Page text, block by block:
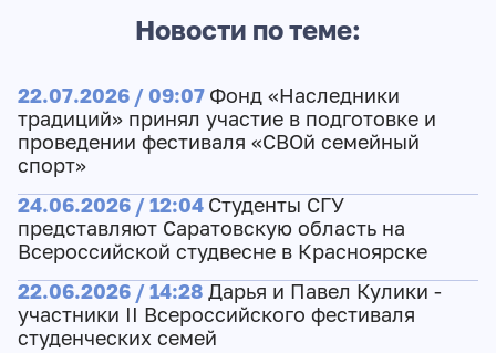
Новости по теме:
22.07.2026 / 09:07 Фонд «Наследники
традиций» принял участие в подготовке и
проведении фестиваля «СВОй семейный
спорт»
24.06.2026 / 12:04 Студенты СГУ
представляют Саратовскую область на
Всероссийской студвесне в Красноярске
22.06.2026 / 14:28 Дарья и Павел Кулики -
участники II Всероссийского фестиваля
студенческих семей